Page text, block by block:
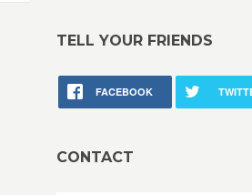
TELL YOUR FRIENDS
FACEBOOK
CONTACT